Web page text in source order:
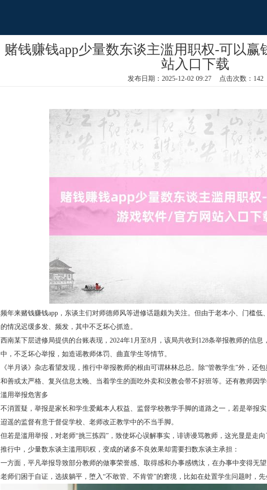
赌钱赚钱app少量数东谈主滥用职权-可以赢
站入口下载
发布日期：2025-12-02 09:27 点击次数：142
频年来赌钱赚钱app，东谈主们对师德师风等进修话题颇为关注。但由于老本小、门槛低
的情况迟缓多发、频发，其中不乏坏心抓造。
西南某下层进修局提供的台账表现，2024年1月至8月，该局共收到128条举报教师的信
中，不乏坏心举报，如造谣教师体罚、曲直学生等情节。
《半月谈》杂志看望发现，推行中举报教师的根由可谓林林总总。除“管教学生”外，还
和善或太严格、复兴信息太晚、当着学生的面吃外卖和没教会带不好班等。还有教师因
滥用举报危害多
不消置疑，举报是家长和学生爱戴本人权益、监督学校教学手脚的道路之一，若是举报
迢遥的监督有意于督促学校、老师改正教学中的不当手脚。
但若是滥用举报，对老师“挑三拣四”，致使坏心误解事实，诽谤谩骂教师，这光显是走向
推行中，少量数东谈主滥用职权，变成的诸多不良效果却需要扫数东谈主承担：
一方面，平凡举报导致部分教师的做事荣誉感、取得感和办事感镌汰，在办事中变得无望
老师们困于自证，选拔躺平，堕入“不敢管、不肯管”的窘境，比如在处置学生问题时，先